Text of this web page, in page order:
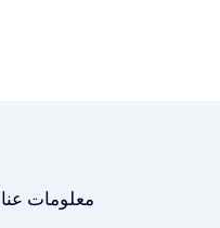
معلومات عنا